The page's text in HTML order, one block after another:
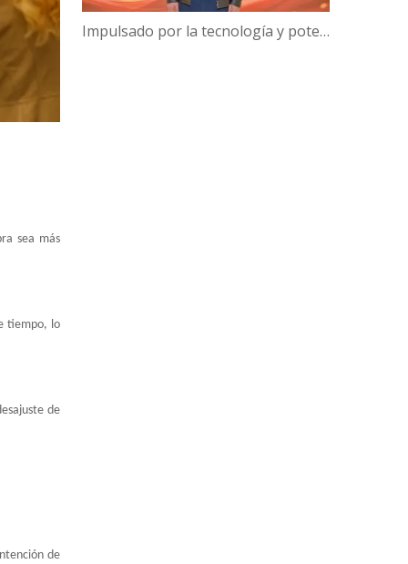
sea más
tiempo, lo
de
de
Impulsado por la tecnología y potenciado por la inteligencia: el presidente de Hanbang Intelligence, Gao Yun, sobre el avance del desarrollo del 'Centro de inteligencia digital' de Suqian